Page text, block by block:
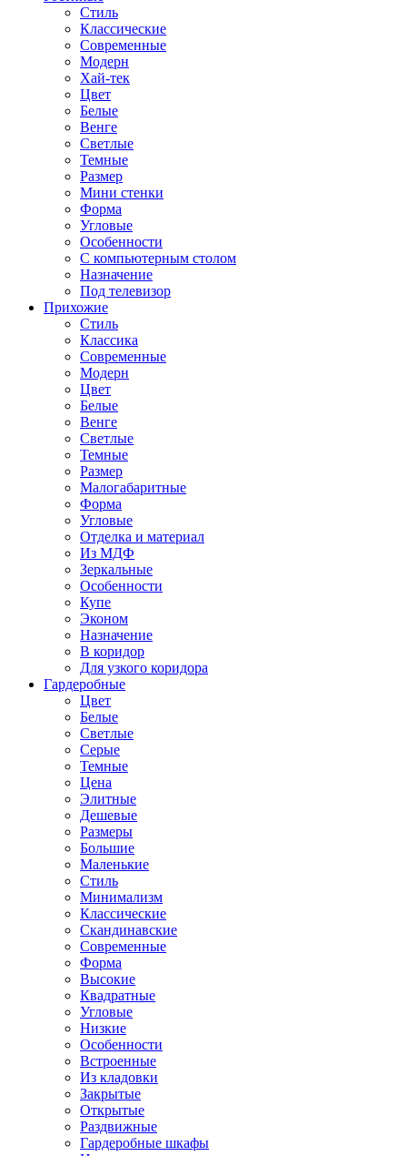
Стиль
Классические
Современные
Модерн
Хай-тек
Цвет
Белые
Венге
Светлые
Темные
Размер
Мини стенки
Форма
Угловые
Особенности
С компьютерным столом
Назначение
Под телевизор
Прихожие
Стиль
Классика
Современные
Модерн
Цвет
Белые
Венге
Светлые
Темные
Размер
Малогабаритные
Форма
Угловые
Отделка и материал
Из МДФ
Зеркальные
Особенности
Купе
Эконом
Назначение
В коридор
Для узкого коридора
Гардеробные
Цвет
Белые
Светлые
Серые
Темные
Цена
Элитные
Дешевые
Размеры
Большие
Маленькие
Стиль
Минимализм
Классические
Скандинавские
Современные
Форма
Высокие
Квадратные
Угловые
Низкие
Особенности
Встроенные
Из кладовки
Закрытые
Открытые
Раздвижные
Гардеробные шкафы